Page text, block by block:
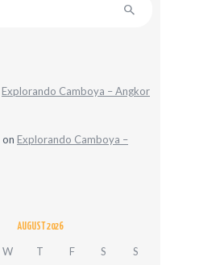
Explorando Camboya – Angkor
on Explorando Camboya –
AUGUST 2026
W T F S
S